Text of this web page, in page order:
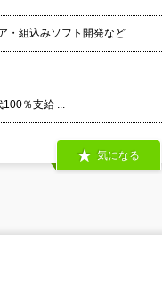
・組込みソフト開発など
100％支給 ...
気になる